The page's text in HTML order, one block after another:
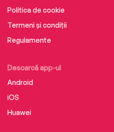
Descarcă app-ul
Android
iOS
Huawei
Politica de cookie
Termeni și condiții
Regulamente